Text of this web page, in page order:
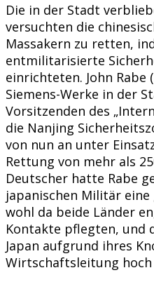
Die in der Stadt
versuchten die
Massakern zu retten,
entmilitarisierte
einrichteten. John Rabe
Siemens-Werke in der
Vorsitzenden des
die Nanjing
von nun an unter
Rettung von mehr als
Deutscher hatte Rabe
japanischen Militär eine
wohl da beide Länder
Kontakte pflegten, und
Japan aufgrund ihres
Wirtschaftsleitung hoch